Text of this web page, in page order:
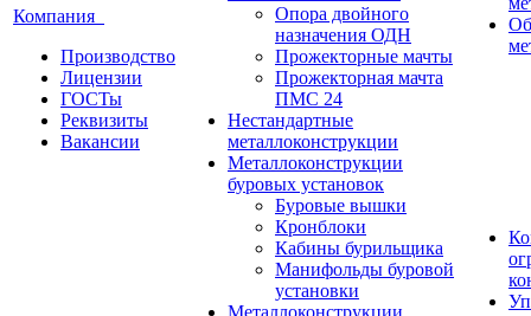
Компания
Производство
Лицензии
ГОСТы
Реквизиты
Вакансии
Опора двойного
назначения ОДН
Прожекторные мачты
Прожекторная мачта
ПМС 24
Нестандартные
металлоконструкции
Металлоконструкции
буровых установок
Буровые вышки
Кронблоки
Кабины бурильщика
Манифольды буровой
установки
Металлоконструкции